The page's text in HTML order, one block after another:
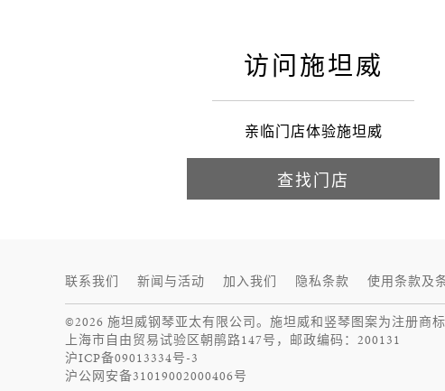
访问施坦威
亲临门店体验施坦威
查找门店
联系我们 新闻与活动 加入我们 隐私条款 使用条款及
©2026 施坦威钢琴亚太有限公司。施坦威和竖琴图案为注册商标
上海市自由贸易试验区朝鹃路147号，邮政编码：200131
沪ICP备09013334号-3
沪公网安备31019002000406号